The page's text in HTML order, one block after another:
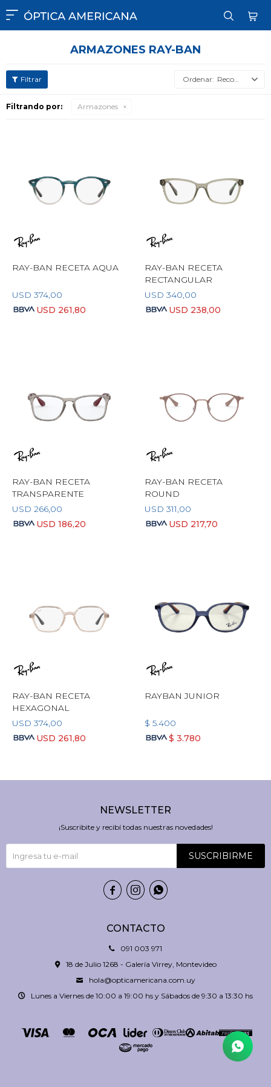

ARMAZONES RAY-BAN
Recomendados
Filtrando por: Armazones
RAY-BAN RECETA AQUA
USD 374,00
USD 261,80
RAY-BAN RECETA
RECTANGULAR
USD 340,00
USD 238,00
RAY-BAN RECETA
TRANSPARENTE
USD 266,00
USD 186,20
RAY-BAN RECETA
ROUND
USD 311,00
USD 217,70
RAY-BAN RECETA
HEXAGONAL
USD 374,00
USD 261,80
RAYBAN JUNIOR
$ 5.400
$ 3.780
CONTACTO
091 003 971
18 de Julio 1268 - Galería Virrey, Montevideo
hola@opticamericana.com.uy
Lunes a Viernes de 10:00 a 19:00 hs y Sábados de 9:30 a 13:30 hs
NEWSLETTER
¡Suscribite y recibí todas nuestras novedades!
SUSCRIBIRME
  